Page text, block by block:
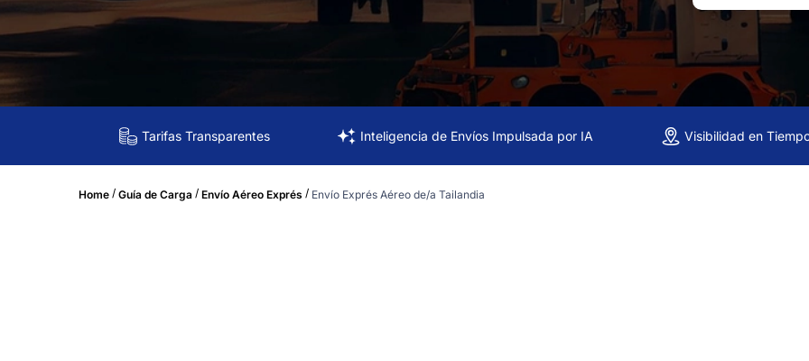
Tarifas Transparentes Inteligencia de Envíos Impulsada por IA Visibilidad en
Home / Guía de Carga / Envío Aéreo Exprés / Envío Exprés Aéreo de/a Tailandia